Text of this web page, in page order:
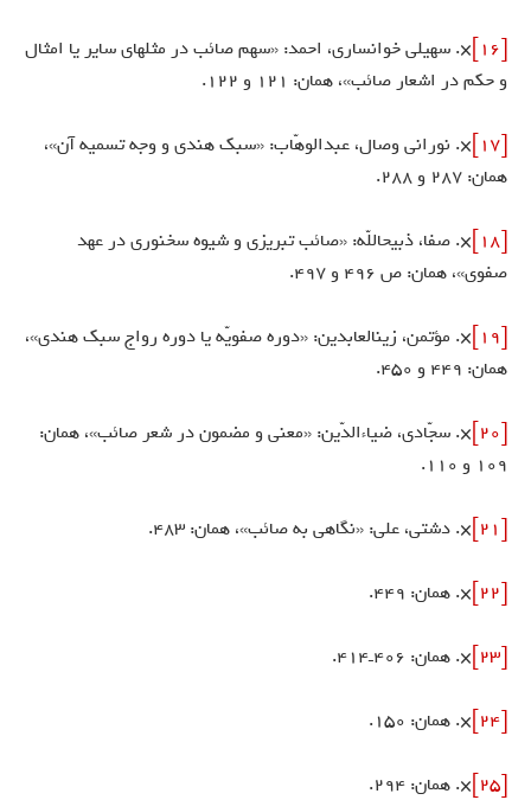
[16]
×. سهيلى خوانسارى، احمد: «سهم صائب در مثلهاى ساير يا امثال
و حكم در اشعار صائب»، همان: 121 و 122.
[17]
×. نورانى وصال، عبدالوهّاب: «سبك هندى و وجه تسميه آن»،
همان: 287 و 288.
[18]
×. صفا، ذبيح‏اللّه‏: «صائب تبريزى و شيوه سخنورى در عهد
صفوى»، همان: ص 496 و 497.
[19]
×. مؤتمن، زين‏العابدين: «دوره صفويّه يا دوره رواج سبك هندى»،
همان: 449 و 450.
[20]
×. سجّادى، ضياءالدّين: «معنى و مضمون در شعر صائب»، همان:
109 و 110.
[21] ×. دشتى، على: «نگاهى به صائب»، همان: 483.
[22] ×. همان: 449.
[23] ×. همان: 406ـ414.
[24] ×. همان: 150.
[25] ×. همان: 294.